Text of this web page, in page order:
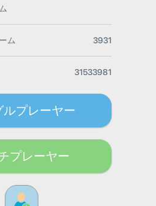
ム 3931
31533981
ルプレーヤー
プレーヤー